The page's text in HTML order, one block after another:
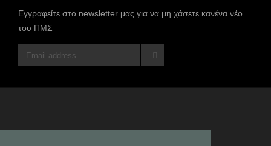
Εγγραφείτε στο newsletter μας για να μη χάσετε κανένα νέο
του ΠΜΣ